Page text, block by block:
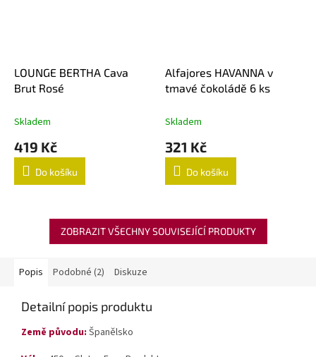
LOUNGE BERTHA Cava
Brut Rosé
Skladem
419 Kč
Do košíku
Alfajores HAVANNA v
tmavé čokoládě 6 ks
Skladem
321 Kč
Do košíku
ZOBRAZIT VŠECHNY SOUVISEJÍCÍ PRODUKTY
Popis Podobné (2) Diskuze
Detailní popis produktu
Země původu: Španělsko